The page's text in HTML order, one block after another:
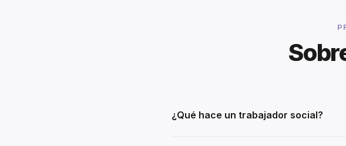
¿Qué hace un trabajador social?